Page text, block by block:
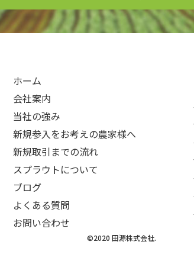
ホーム
会社案内
当社の強み
新規参入をお考えの農家様へ
新規取引までの流れ
スプラウトについて
ブログ
よくある質問
お問い合わせ
©️2020 田源株式会社.